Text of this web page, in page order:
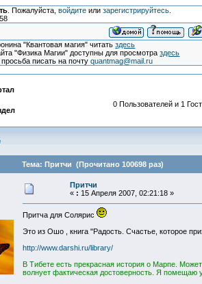
. Пожалуйста, войдитеили зарегистрируйтесь.
"Квантовая магия" читатьздесь
"Физика Магии" доступны для просмотраздесь
писать на почтуquantmag@mail.ru
0 Пользователей и 1
Тема: Притчи (Прочитано 100698 раз)
Притчи
« : 15 Апреля 2007, 02:21:18 »
Притча для Солярис
Это из Ошо , книга "Радость. Счастье, которое
http://www.darshi.ru/library/
В Тибете есть прекрасная история о Марпе.
волнует фактическая достоверность. Я помещаю